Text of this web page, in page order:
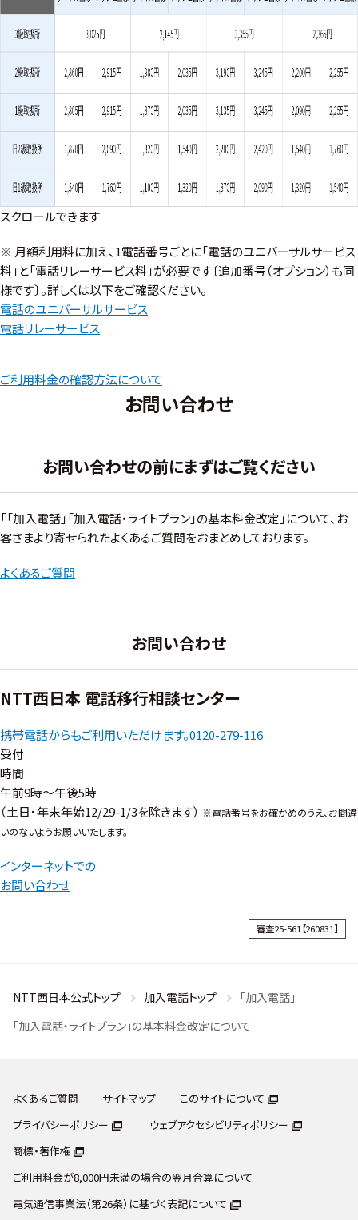
スクロールできます
※ 月額利用料に加え、1電話番号ごとに「電話のユニバーサルサービス
料」と「電話リレーサービス料」が必要です〔追加番号（オプション）も同
様です〕。詳しくは以下をご確認ください。
電話のユニバーサルサービス
電話リレーサービス
ご利用料金の確認方法について
お問い合わせ
お問い合わせの前にまずはご覧ください
「「加入電話」「加入電話・ライトプラン」の基本料金改定」について、お
客さまより寄せられたよくあるご質問をおまとめしております。
よくあるご質問
お問い合わせ
NTT西日本 電話移行相談センター
携帯電話からもご利用いただけます。0120-279-116
受付
時間
午前9時～午後5時
（土日・年末年始12/29-1/3を除きます） ※電話番号をお確かめのうえ、お間違
いのないようお願いいたします。
インターネットでの
お問い合わせ
審査25-561【260831】
NTT西日本公式トップ 加入電話トップ
「加入電話」
「加入電話・ライトプラン」の基本料金改定について
よくあるご質問 サイトマップ
このサイトについて
プライバシーポリシー
ウェブアクセシビリティポリシー
商標・著作権
ご利用料金が8,000円未満の場合の翌月合算について
電気通信事業法（第26条）に基づく表記について